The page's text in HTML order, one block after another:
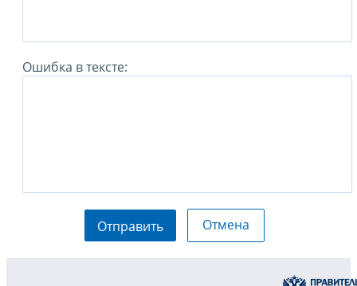
Ошибка в тексте:
Отправить Отмена